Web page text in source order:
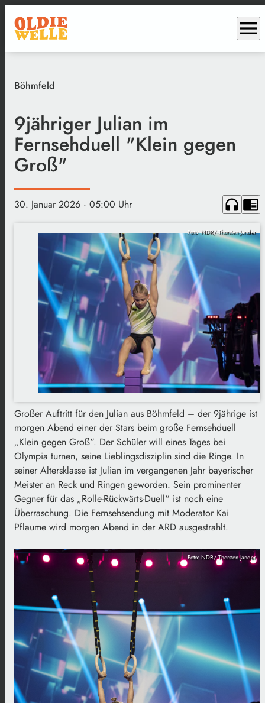
menu
Böhmfeld
9jähriger Julian im
Fernsehduell "Klein gegen
Groß"
30. Januar 2026 · 05:00 Uhr headphones chrome_reader_mode
Foto: NDR/ Thorsten Jander
Großer Auftritt für den Julian aus Böhmfeld – der 9jährige ist
morgen Abend einer der Stars beim große Fernsehduell
„Klein gegen Groß“. Der Schüler will eines Tages bei
Olympia turnen, seine Lieblingsdisziplin sind die Ringe. In
seiner Altersklasse ist Julian im vergangenen Jahr bayerischer
Meister an Reck und Ringen geworden. Sein prominenter
Gegner für das „Rolle-Rückwärts-Duell“ ist noch eine
Überraschung. Die Fernsehsendung mit Moderator Kai
Pflaume wird morgen Abend in der ARD ausgestrahlt.
Foto: NDR/ Thorsten Jander